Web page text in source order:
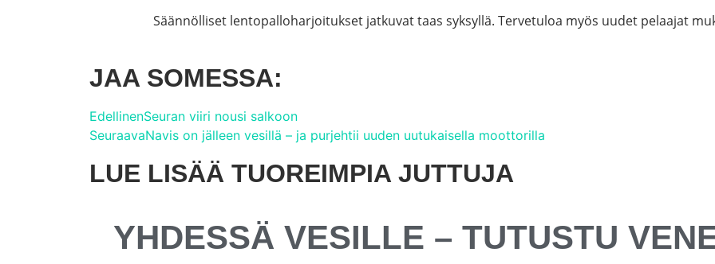
Säännölliset lentopalloharjoitukset jatkuvat taas syksyllä. Tervetuloa myös uudet pelaajat
JAA SOMESSA:
EdellinenSeuran viiri nousi salkoon
SeuraavaNavis on jälleen vesillä – ja purjehtii uuden uutukaisella moottorilla
LUE LISÄÄ TUOREIMPIA JUTTUJA
YHDESSÄ VESILLE – TUTUSTU